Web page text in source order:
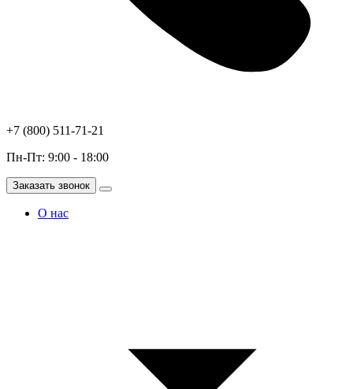
+7 (800) 511-71-21
Пн-Пт: 9:00 - 18:00
Заказать звонок
О нас